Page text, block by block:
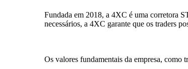
Fundada em 2018, a 4XC é uma corretora
necessários, a 4XC garante que os traders
Os valores fundamentais da empresa, como